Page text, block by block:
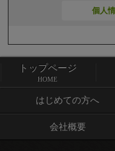
個人
トップページ
はじめての方へ
会社概要
トップページ
HOME